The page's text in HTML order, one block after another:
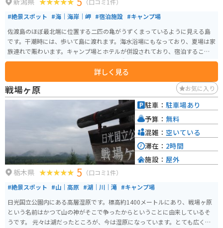
（口コミ1件）
#絶景スポット #海｜海岸｜岬 #宿泊施設 #キャンプ場
佐渡島のほぼ最北端に位置する二匹の亀がうずくまっているように見える島
です。干潮時には、歩いて島に渡れます。海水浴場にもなっており、夏場は家
族連れで賑わいます。キャンプ場とホテルが併設されており、宿泊すること
も可能です。風が強いのでキャンプをする際はタープ等が飛ばされないよう
詳しく見る
戦場ヶ原 お気に入り
栃木県 5 （口コミ1件）
#絶景スポット #山｜高原 #湖｜川｜滝 #キャンプ場
日光国立公園内にある高層湿原です。標高約1400メートルにあり、戦場ヶ原
という名前はかつて山の神がそこで争ったからということに由来しているそ
うです。 元々は湖だったところが、今は湿原になっています。とても広く、
駐車： 駐車場あり
予算： 無料
混雑： 空いている
滞在： 2時間
施設： 屋外